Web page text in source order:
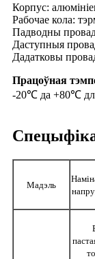
Корпус:
Рабочае кола:
Падводны
Даступныя
Дадатковы
Працоўная
-20℃ да +80℃
Мадэль